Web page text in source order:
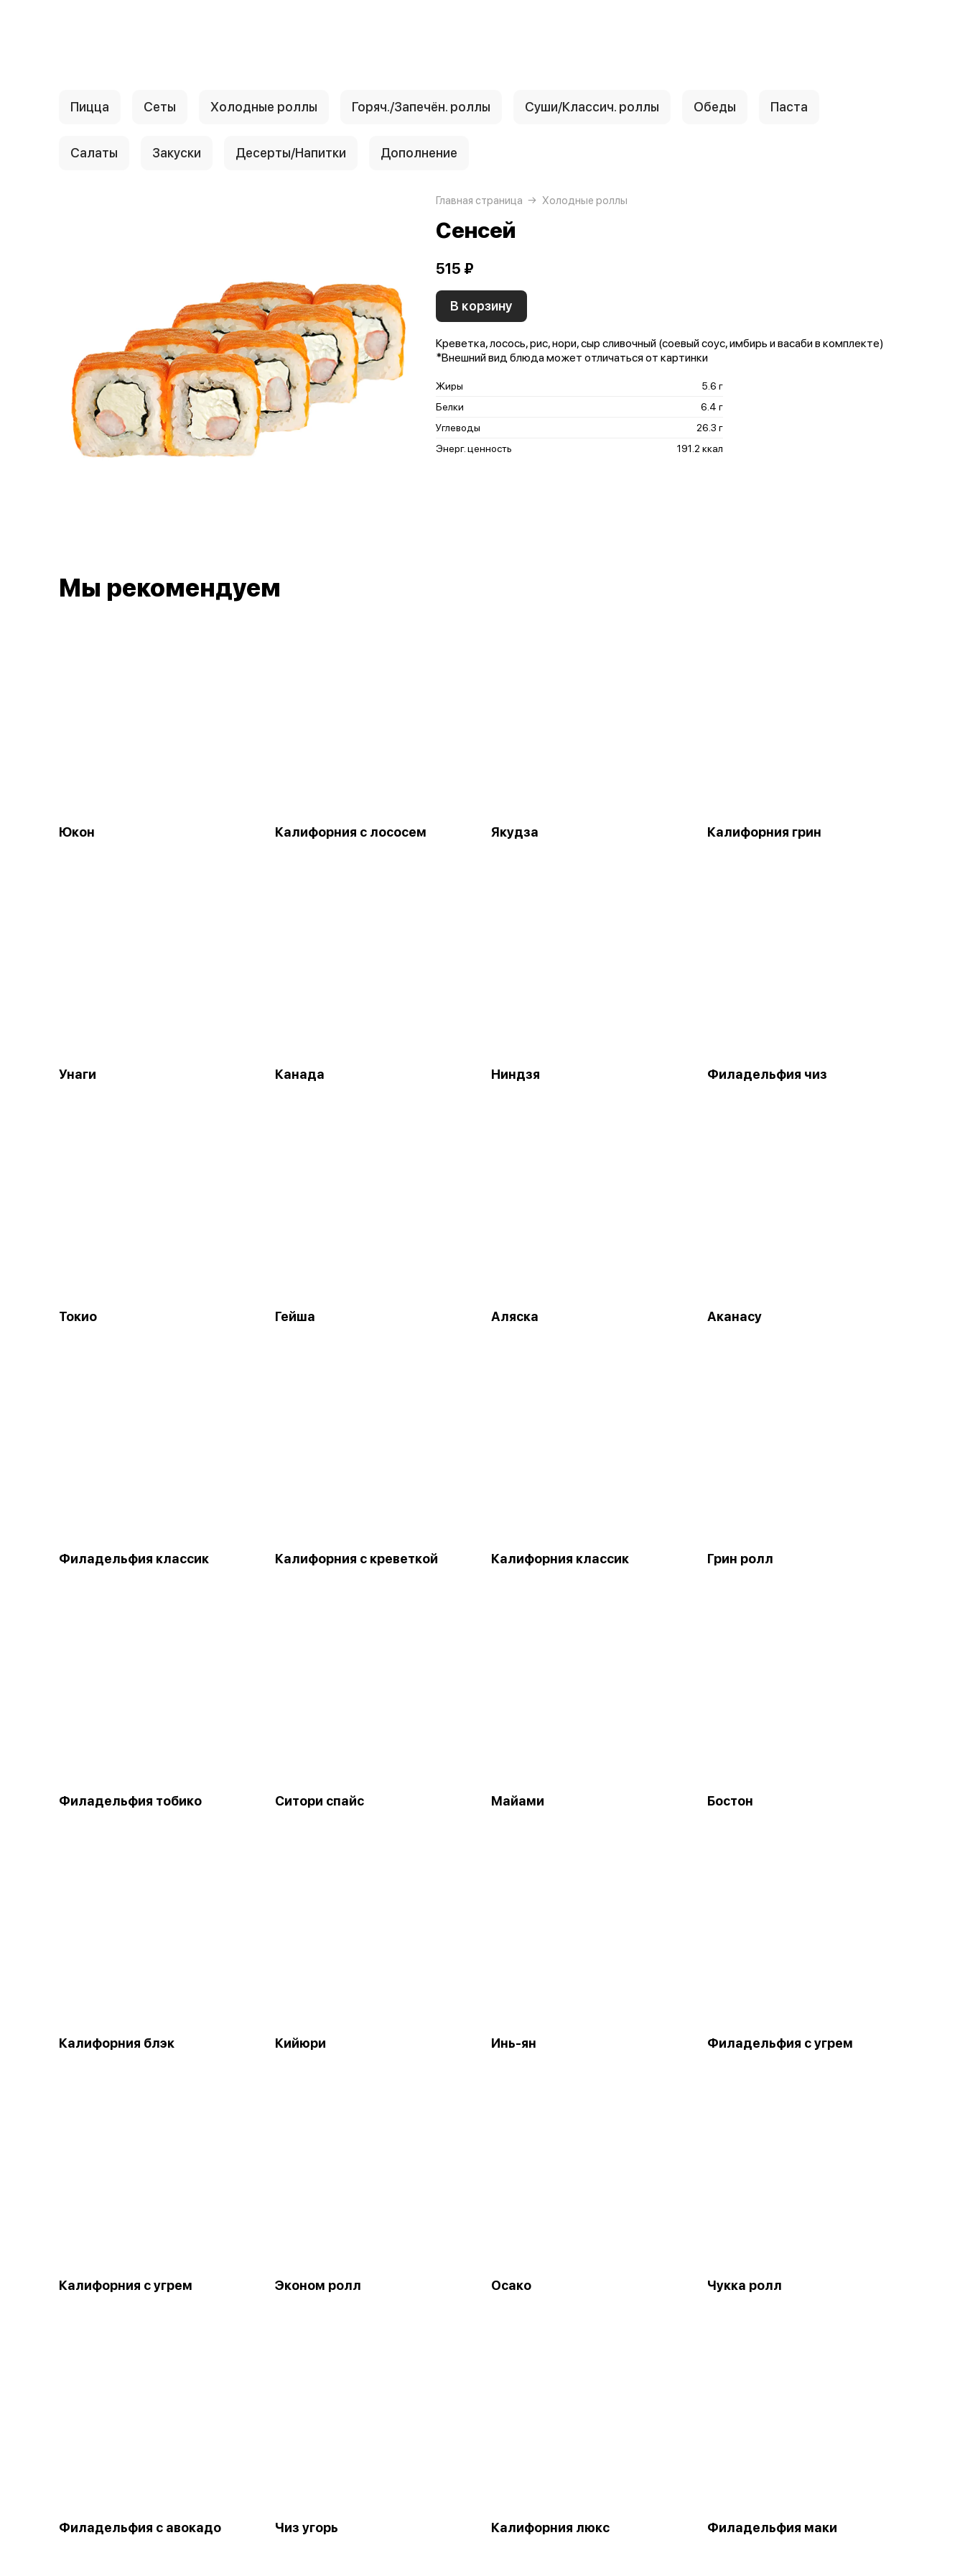
Пицца Сеты Холодные роллы Горяч./Запечён. роллы Суши/Классич. роллы Обеды Паста
Салаты Закуски Десерты/Напитки Дополнение
Главная страница Холодные роллы
Сенсей
515 ₽
В корзину
Креветка, лосось, рис, нори, сыр сливочный (соевый соус, имбирь и васаби в комплекте)
*Внешний вид блюда может отличаться от картинки
Жиры
5.6 г
Белки
6.4 г
Углеводы
26.3 г
Энерг. ценность
191.2 ккал
Мы рекомендуем
Юкон Калифорния с лососем Якудза Калифорния грин
Унаги Канада Ниндзя Филадельфия чиз
Токио Гейша Аляска Аканасу
Филадельфия классик Калифорния с креветкой Калифорния классик Грин ролл
Филадельфия тобико Ситори спайс Майами Бостон
Калифорния блэк Кийюри Инь-ян Филадельфия с угрем
Калифорния с угрем Эконом ролл Осако Чукка ролл
Филадельфия с авокадо Чиз угорь Калифорния люкс Филадельфия маки